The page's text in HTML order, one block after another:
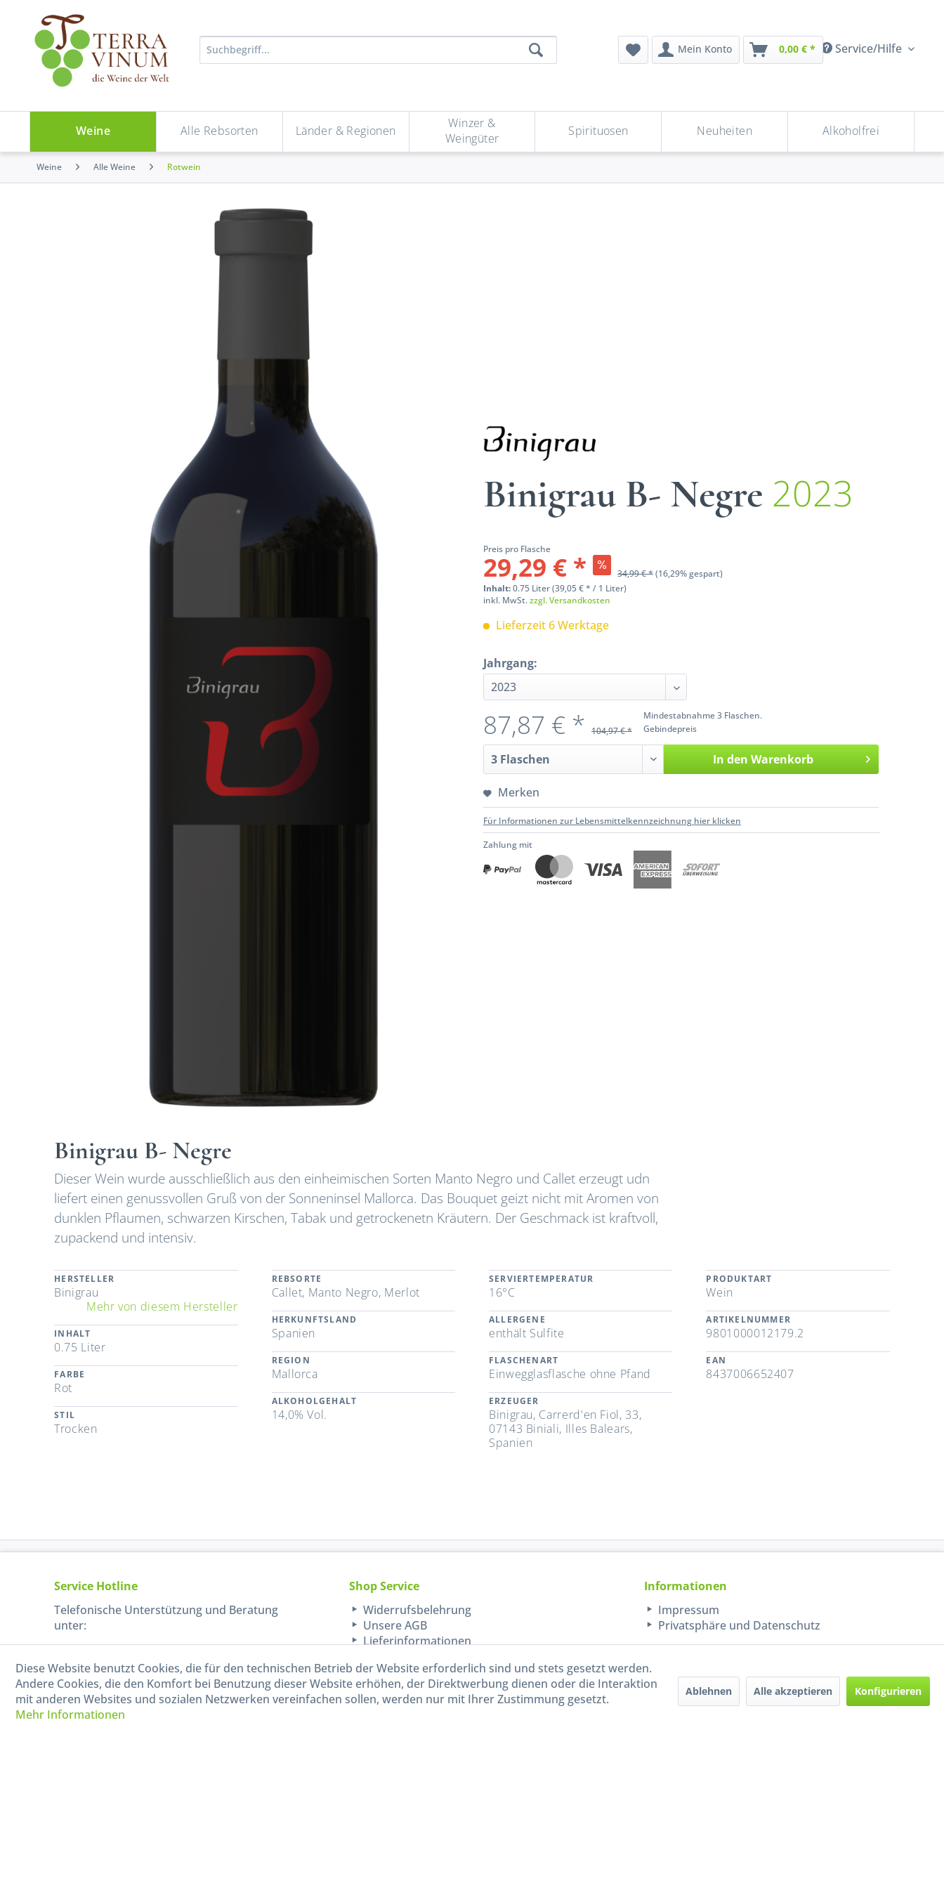
Service/Hilfe
Mein Konto 0,00 € *
Weine Alle Rebsorten Länder & Regionen
Winzer &
Weingüter
Spirituosen Neuheiten Alkoholfrei
Weine Alle Weine Rotwein
Binigrau B- Negre 2023
Preis pro Flasche
29,29 € * 34,99 € *(16,29% gespart)
Inhalt:0.75 Liter (39,05 € * / 1 Liter)
inkl. MwSt.zzgl. Versandkosten
Lieferzeit 6 Werktage
Jahrgang:
Mindestabnahme 3 Flaschen.
Gebindepreis
87,87 € * 104,97 € *
In den Warenkorb
Merken
Für Informationen zur Lebensmittelkennzeichnung hier klicken
Zahlung mit
Binigrau B- Negre
Dieser Wein wurde ausschließlich aus den einheimischen Sorten Manto Negro und Callet erzeugt udn
liefert einen genussvollen Gruß von der Sonneninsel Mallorca. Das Bouquet geizt nicht mit Aromen von
dunklen Pflaumen, schwarzen Kirschen, Tabak und getrockenetn Kräutern. Der Geschmack ist kraftvoll,
zupackend und intensiv.
HERSTELLER
Binigrau
Mehr von diesem Hersteller
INHALT
0.75 Liter
FARBE
Rot
STIL
Trocken
REBSORTE
Callet, Manto Negro, Merlot
HERKUNFTSLAND
Spanien
REGION
Mallorca
ALKOHOLGEHALT
14,0% Vol.
SERVIERTEMPERATUR
16°C
ALLERGENE
enthält Sulfite
FLASCHENART
Einwegglasflasche ohne Pfand
ERZEUGER
Binigrau, Carrerd'en Fiol, 33,
07143 Biniali, Illes Balears,
Spanien
PRODUKTART
Wein
ARTIKELNUMMER
9801000012179.2
EAN
8437006652407
Service Hotline
Telefonische Unterstützung und Beratung
unter:
040-880 99 770
Mo-Fr, 09:00 - 15:00 Uhr
Shop Service
Widerrufsbelehrung
Unsere AGB
Lieferinformationen
Informationen
Impressum
Privatsphäre und Datenschutz
Diese Website benutzt Cookies, die für den technischen Betrieb der Website erforderlich sind und stets gesetzt werden.
Andere Cookies, die den Komfort bei Benutzung dieser Website erhöhen, der Direktwerbung dienen oder die Interaktion
mit anderen Websites und sozialen Netzwerken vereinfachen sollen, werden nur mit Ihrer Zustimmung gesetzt.
Mehr Informationen
Ablehnen Alle akzeptieren Konfigurieren